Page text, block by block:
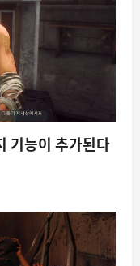
기능이 추가된다